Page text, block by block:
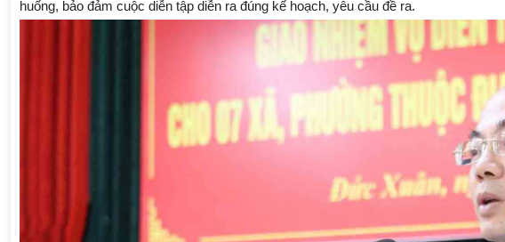
huống, bảo đảm cuộc diễn tập diễn ra đúng kế hoạch, yêu cầu đề ra.